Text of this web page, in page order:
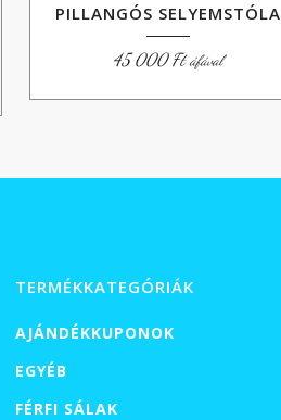
PILLANGÓS SELYEMSTÓLA
45 000Ft áfával
TERMÉKKATEGÓRIÁK
AJÁNDÉKKUPONOK
EGYÉB
FÉRFI SÁLAK